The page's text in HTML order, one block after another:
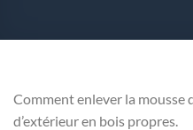
Comment enlever la mousse
d’extérieur en bois propres.